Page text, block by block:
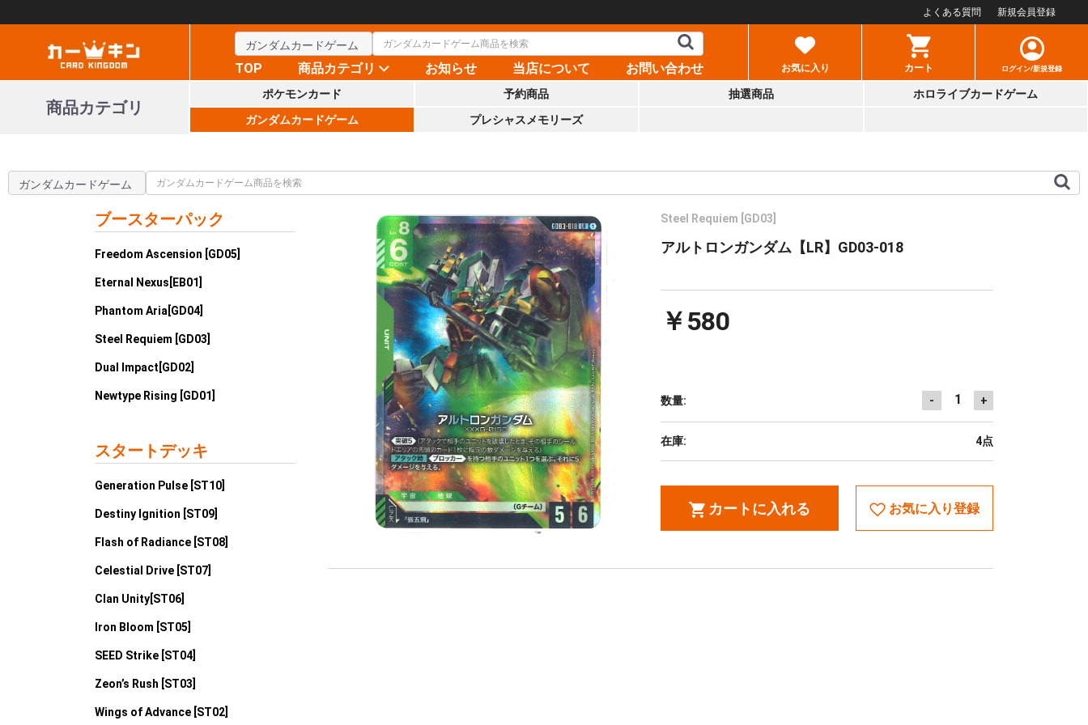
よくある質問 新規会員登録
TOP 商品カテゴリ お知らせ 当店について お問い合わせ お気に入り カート ログイン/新規登録
商品カテゴリ
ポケモンカード 予約商品 抽選商品
ホロライブカードゲーム
ガンダムカードゲーム
プレシャスメモリーズ
ブースターパック
Freedom Ascension [GD05]
Eternal Nexus[EB01]
Phantom Aria[GD04]
Steel Requiem [GD03]
Dual Impact[GD02]
Newtype Rising [GD01]
スタートデッキ
Generation Pulse [ST10]
Destiny Ignition [ST09]
Flash of Radiance [ST08]
Celestial Drive [ST07]
Clan Unity[ST06]
Iron Bloom [ST05]
SEED Strike [ST04]
Zeon’s Rush [ST03]
Wings of Advance [ST02]
Steel Requiem [GD03]
アルトロンガンダム【LR】GD03-018
￥580
数量: - 1 +
在庫: 4点
カートに入れる お気に入り登録